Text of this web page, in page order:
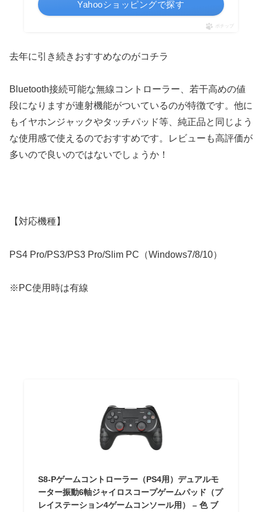
Yahooショッピングで探す
ポチップ
去年に引き続きおすすめなのがコチラ
Bluetooth接続可能な無線コントローラー、若干高めの値
段になりますが連射機能がついているのが特徴です。他に
もイヤホンジャックやタッチパッド等、純正品と同じよう
な使用感で使えるのでおすすめです。レビューも高評価が
多いので良いのではないでしょうか！
【対応機種】
PS4 Pro/PS3/PS3 Pro/Slim PC（Windows7/8/10）
※PC使用時は有線
S8-Pゲームコントローラー（PS4用）デュアルモ
ーター振動6軸ジャイロスコープゲームパッド（プ
レイステーション4ゲームコンソール用） – 色 ブ